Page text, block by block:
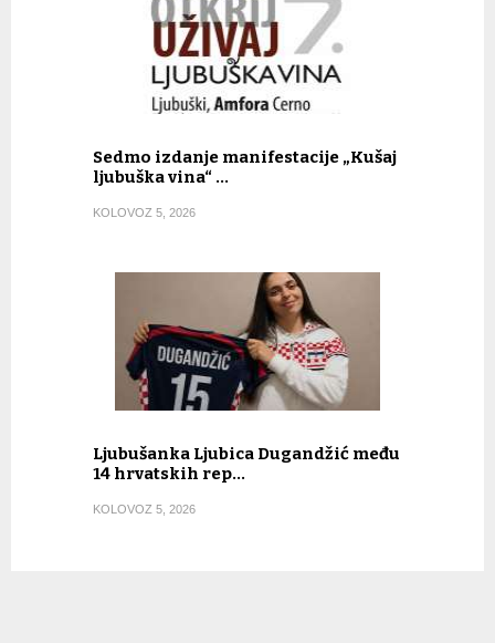
Sedmo izdanje manifestacije „Kušaj
ljubuška vina“ …
KOLOVOZ 5, 2026
Ljubušanka Ljubica Dugandžić među
14 hrvatskih rep…
KOLOVOZ 5, 2026